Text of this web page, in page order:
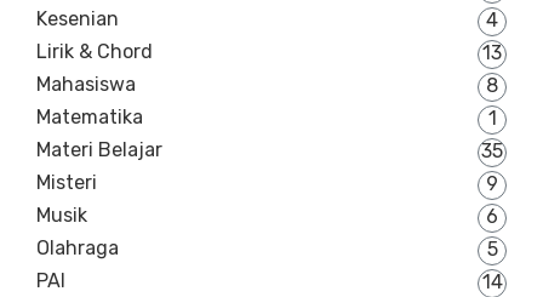
Kesenian
4
Lirik & Chord
13
Mahasiswa
8
Matematika
1
Materi Belajar
35
Misteri
9
Musik
6
Olahraga
5
PAI
14